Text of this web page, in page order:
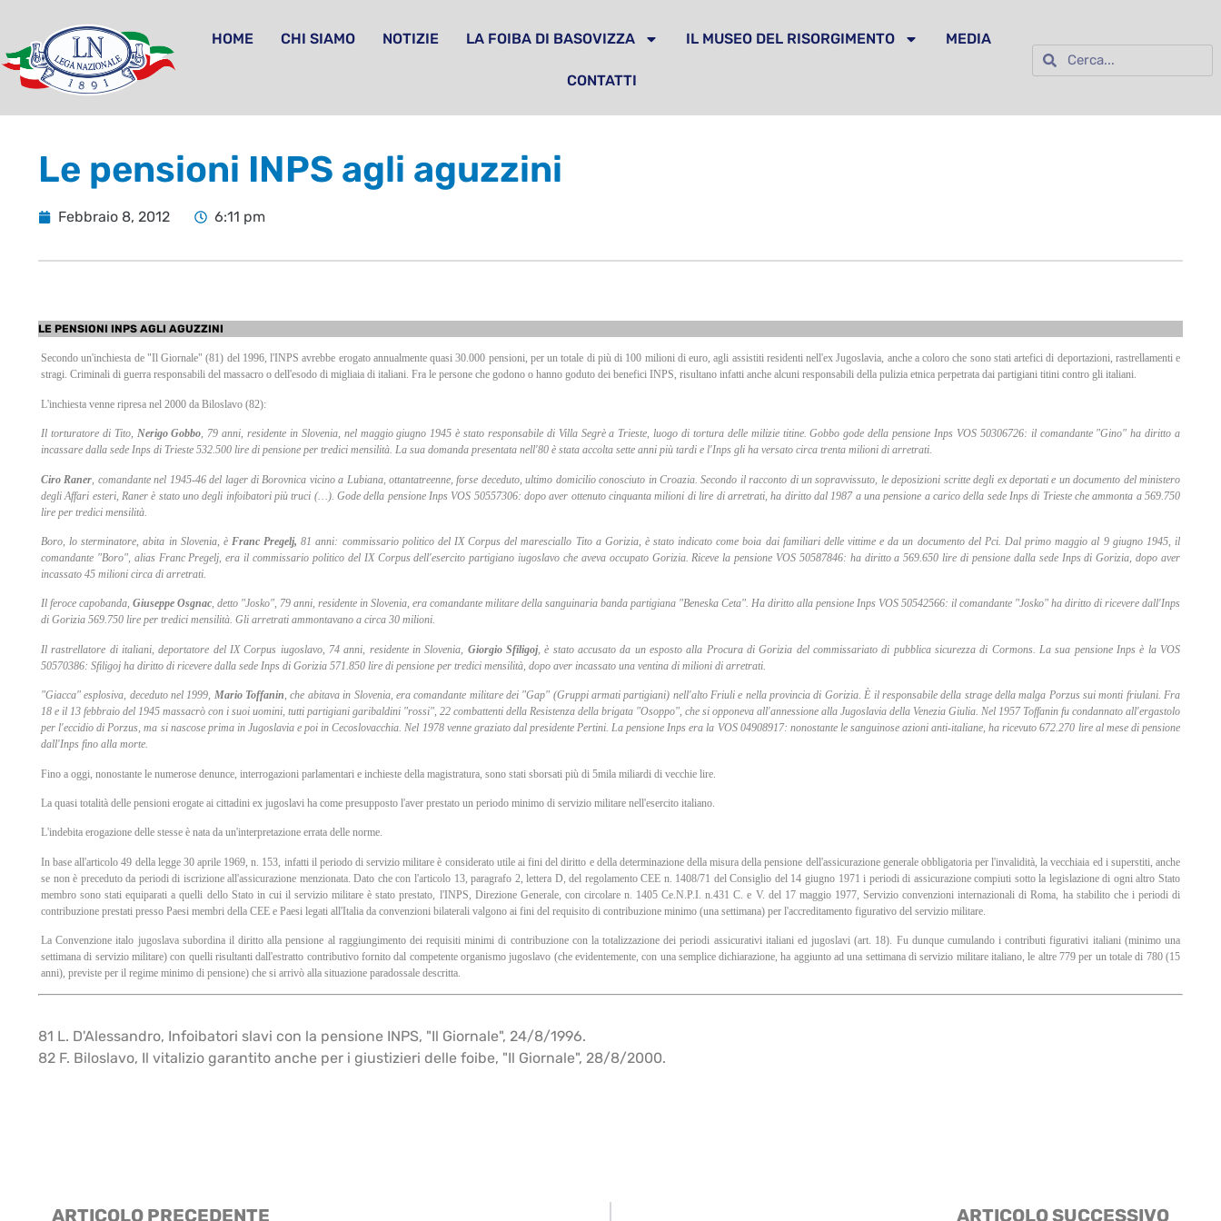
HOME CHI SIAMO NOTIZIE LA FOIBA DI BASOVIZZA IL MUSEO DEL RISORGIMENTO MEDIA
CONTATTI
Le pensioni INPS agli aguzzini
Febbraio 8, 2012 6:11 pm
LE PENSIONI INPS AGLI AGUZZINI
Secondo un'inchiesta de "Il Giornale" (81) del 1996, l'INPS avrebbe erogato annualmente quasi 30.000 pensioni, per un totale di più di 100 milioni di euro, agli assistiti residenti nell'ex Jugoslavia, anche a coloro che sono stati artefici di deportazioni, rastrellamenti e
stragi. Criminali di guerra responsabili del massacro o dell'esodo di migliaia di italiani. Fra le persone che godono o hanno goduto dei benefici INPS, risultano infatti anche alcuni responsabili della pulizia etnica perpetrata dai partigiani titini contro gli italiani.
L'inchiesta venne ripresa nel 2000 da Biloslavo (82):
Il torturatore di Tito, Nerigo Gobbo, 79 anni, residente in Slovenia, nel maggio giugno 1945 è stato responsabile di Villa Segrè a Trieste, luogo di tortura delle milizie titine. Gobbo gode della pensione Inps VOS 50306726: il comandante "Gino" ha diritto a
incassare dalla sede Inps di Trieste 532.500 lire di pensione per tredici mensilità. La sua domanda presentata nell'80 è stata accolta sette anni più tardi e l'Inps gli ha versato circa trenta milioni di arretrati.
Ciro Raner , comandante nel 1945-46 del lager di Borovnica vicino a Lubiana, ottantatreenne, forse deceduto, ultimo domicilio conosciuto in Croazia. Secondo il racconto di un sopravvissuto, le deposizioni scritte degli ex deportati e un documento del ministero
degli Affari esteri, Raner è stato uno degli infoibatori più truci (…). Gode della pensione Inps VOS 50557306: dopo aver ottenuto cinquanta milioni di lire di arretrati, ha diritto dal 1987 a una pensione a carico della sede Inps di Trieste che ammonta a 569.750
lire per tredici mensilità.
Boro, lo sterminatore, abita in Slovenia, è Franc Pregelj, 81 anni: commissario politico del IX Corpus del maresciallo Tito a Gorizia, è stato indicato come boia dai familiari delle vittime e da un documento del Pci. Dal primo maggio al 9 giugno 1945, il
comandante "Boro", alias Franc Pregelj, era il commissario politico del IX Corpus dell'esercito partigiano iugoslavo che aveva occupato Gorizia. Riceve la pensione VOS 50587846: ha diritto a 569.650 lire di pensione dalla sede Inps di Gorizia, dopo aver
incassato 45 milioni circa di arretrati.
Il feroce capobanda, Giuseppe Osgnac, detto "Josko", 79 anni, residente in Slovenia, era comandante militare della sanguinaria banda partigiana "Beneska Ceta". Ha diritto alla pensione Inps VOS 50542566: il comandante "Josko" ha diritto di ricevere dall'Inps
di Gorizia 569.750 lire per tredici mensilità. Gli arretrati ammontavano a circa 30 milioni.
Il rastrellatore di italiani, deportatore del IX Corpus iugoslavo, 74 anni, residente in Slovenia, Giorgio Sfiligoj, è stato accusato da un esposto alla Procura di Gorizia del commissariato di pubblica sicurezza di Cormons. La sua pensione Inps è la VOS
50570386: Sfiligoj ha diritto di ricevere dalla sede Inps di Gorizia 571.850 lire di pensione per tredici mensilità, dopo aver incassato una ventina di milioni di arretrati.
"Giacca" esplosiva, deceduto nel 1999, Mario Toffanin, che abitava in Slovenia, era comandante militare dei "Gap" (Gruppi armati partigiani) nell'alto Friuli e nella provincia di Gorizia. È il responsabile della strage della malga Porzus sui monti friulani. Fra
18 e il 13 febbraio del 1945 massacrò con i suoi uomini, tutti partigiani garibaldini "rossi", 22 combattenti della Resistenza della brigata "Osoppo", che si opponeva all'annessione alla Jugoslavia della Venezia Giulia. Nel 1957 Toffanin fu condannato all'ergastolo
per l'eccidio di Porzus, ma si nascose prima in Jugoslavia e poi in Cecoslovacchia. Nel 1978 venne graziato dal presidente Pertini. La pensione Inps era la VOS 04908917: nonostante le sanguinose azioni anti-italiane, ha ricevuto 672.270 lire al mese di pensione
dall'Inps fino alla morte.
Fino a oggi, nonostante le numerose denunce, interrogazioni parlamentari e inchieste della magistratura, sono stati sborsati più di 5mila miliardi di vecchie lire.
La quasi totalità delle pensioni erogate ai cittadini ex jugoslavi ha come presupposto l'aver prestato un periodo minimo di servizio militare nell'esercito italiano.
L'indebita erogazione delle stesse è nata da un'interpretazione errata delle norme.
In base all'articolo 49 della legge 30 aprile 1969, n. 153, infatti il periodo di servizio militare è considerato utile ai fini del diritto e della determinazione della misura della pensione dell'assicurazione generale obbligatoria per l'invalidità, la vecchiaia ed i superstiti, anche
se non è preceduto da periodi di iscrizione all'assicurazione menzionata. Dato che con l'articolo 13, paragrafo 2, lettera D, del regolamento CEE n. 1408/71 del Consiglio del 14 giugno 1971 i periodi di assicurazione compiuti sotto la legislazione di ogni altro Stato
membro sono stati equiparati a quelli dello Stato in cui il servizio militare è stato prestato, l'INPS, Direzione Generale, con circolare n. 1405 Ce.N.P.I. n.431 C. e V. del 17 maggio 1977, Servizio convenzioni internazionali di Roma, ha stabilito che i periodi di
contribuzione prestati presso Paesi membri della CEE e Paesi legati all'Italia da convenzioni bilaterali valgono ai fini del requisito di contribuzione minimo (una settimana) per l'accreditamento figurativo del servizio militare.
La Convenzione italo jugoslava subordina il diritto alla pensione al raggiungimento dei requisiti minimi di contribuzione con la totalizzazione dei periodi assicurativi italiani ed jugoslavi (art. 18). Fu dunque cumulando i contributi figurativi italiani (minimo una
settimana di servizio militare) con quelli risultanti dall'estratto contributivo fornito dal competente organismo jugoslavo (che evidentemente, con una semplice dichiarazione, ha aggiunto ad una settimana di servizio militare italiano, le altre 779 per un totale di 780 (15
anni), previste per il regime minimo di pensione) che si arrivò alla situazione paradossale descritta.
81 L. D'Alessandro, Infoibatori slavi con la pensione INPS, "Il Giornale", 24/8/1996.
82 F. Biloslavo, Il vitalizio garantito anche per i giustizieri delle foibe, "Il Giornale", 28/8/2000.
ARTICOLO PRECEDENTE ARTICOLO SUCCESSIVO